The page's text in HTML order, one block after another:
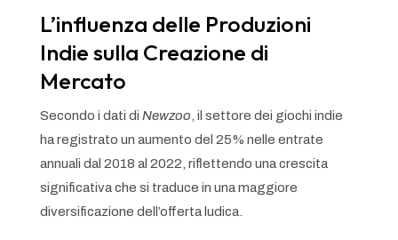
L’influenza delle Produzioni
Indie sulla Creazione di
Mercato
Secondo i dati di Newzoo , il settore dei giochi indie
ha registrato un aumento del 25% nelle entrate
annuali dal 2018 al 2022, riflettendo una crescita
significativa che si traduce in una maggiore
diversificazione dell’offerta ludica.